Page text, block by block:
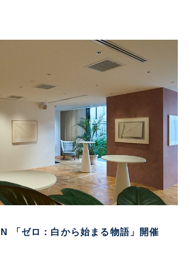
「ゼロ：白から始まる物語」開催